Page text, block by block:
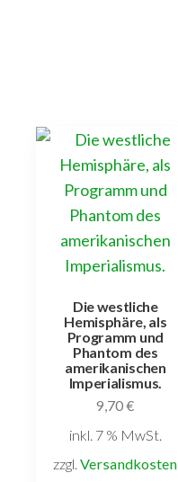
Die westliche
Hemisphäre, als
Programm und
Phantom des
amerikanischen
Imperialismus.
9,70€
inkl. 7 % MwSt.
zzgl.Versandkosten